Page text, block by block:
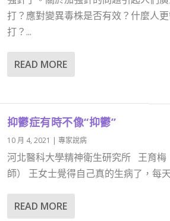
打？應對變異毒株是否有效？什麼人
打？...
READ MORE
抑鬱症有時不像“抑鬱”
10 月 4, 2021 | 專家說病
河北醫科大學精神衛生研究所 王育梅
師） 王女士覺得自己真的生病了，每
READ MORE